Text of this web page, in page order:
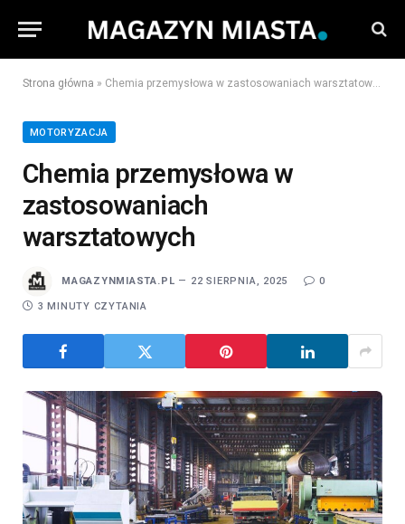
Strona główna » Chemia przemysłowa w zastosowaniach warsztatowych
MOTORYZACJA
Chemia przemysłowa w
zastosowaniach
warsztatowych
MAGAZYNMIASTA.PL 22 SIERPNIA, 2025 0
3 MINUTY CZYTANIA